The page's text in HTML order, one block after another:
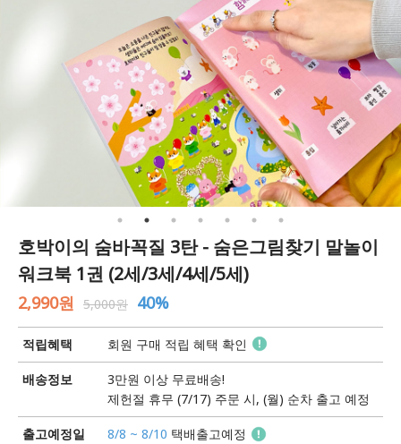
호박이의 숨바꼭질 3탄 - 숨은그림찾기 말놀이
워크북 1권 (2세/3세/4세/5세)
2,990원 5,000원 40%
적립혜택 회원 구매 적립 혜택 확인
배송정보
3만원 이상 무료배송!
제헌절 휴무 (7/17) 주문 시, (월) 순차 출고 예정
출고예정일 8/8 ~ 8/10 택배출고예정